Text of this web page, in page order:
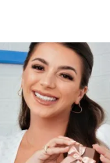
como a
as mulheres
é reparar nos
possível.